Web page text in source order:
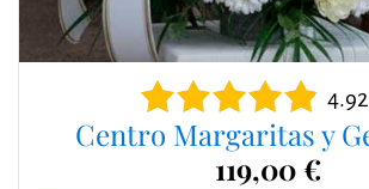
Centro Margaritas y
119,00 €